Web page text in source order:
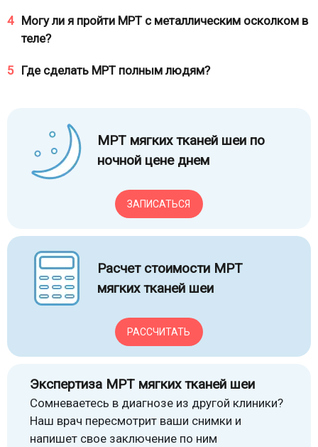
МРТ мягких тканей шеи по
ночной цене днем
ЗАПИСАТЬСЯ
Расчет стоимости МРТ
мягких тканей шеи
РАССЧИТАТЬ
Экспертиза МРТ мягких тканей шеи
Сомневаетесь в диагнозе из другой клиники?
Наш врач пересмотрит ваши снимки и
напишет свое заключение по ним
4
Могу ли я пройти МРТ с металлическим осколком в
теле?
5 Где сделать МРТ полным людям?